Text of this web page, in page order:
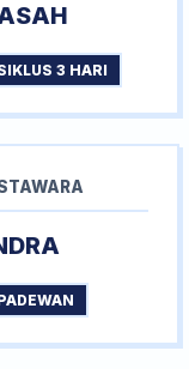
3 HARI